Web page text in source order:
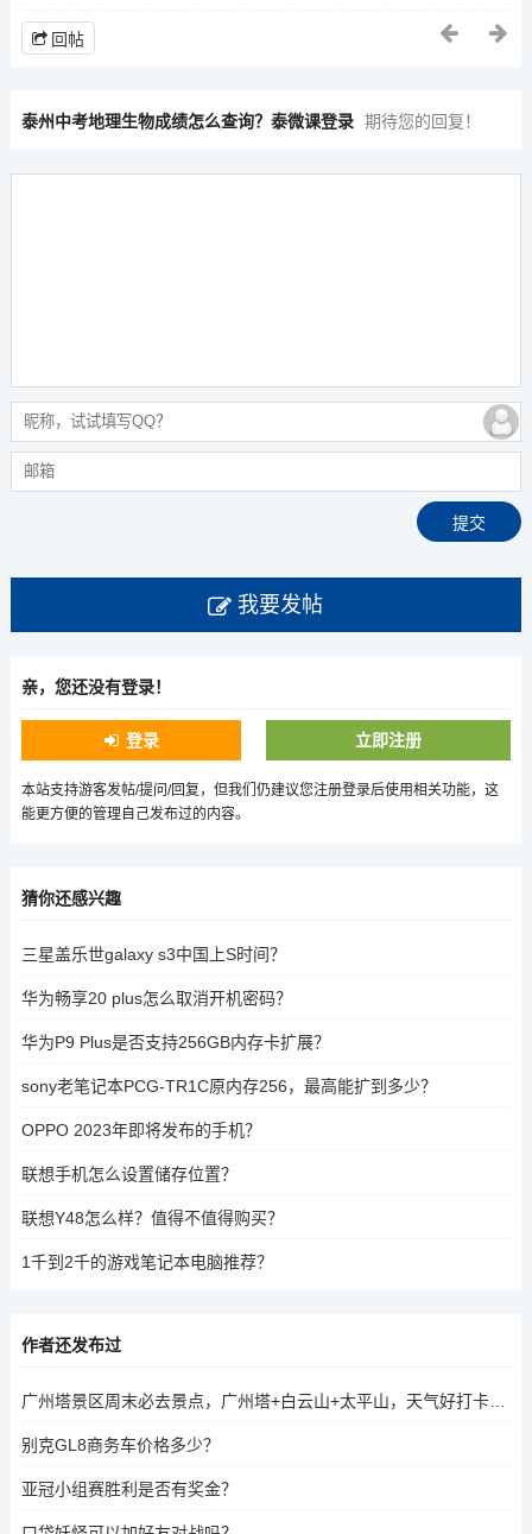
回帖
泰州中考地理生物成绩怎么查询？泰微课登录 期待您的回复！
我要发帖
亲，您还没有登录！
登录 立即注册
本站支持游客发帖/提问/回复，但我们仍建议您注册登录后使用相关功能，这
能更方便的管理自己发布过的内容。
猜你还感兴趣
三星盖乐世galaxy s3中国上S时间？
华为畅享20 plus怎么取消开机密码？
华为P9 Plus是否支持256GB内存卡扩展？
sony老笔记本PCG-TR1C原内存256，最高能扩到多少？
OPPO 2023年即将发布的手机？
联想手机怎么设置储存位置？
联想Y48怎么样？值得不值得购买？
1千到2千的游戏笔记本电脑推荐？
作者还发布过
广州塔景区周末必去景点，广州塔+白云山+太平山，天气好打卡玩！
别克GL8商务车价格多少？
亚冠小组赛胜利是否有奖金？